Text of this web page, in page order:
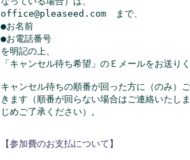
office@pleaseed.com　まで、
●お名前
●お電話番号
を明記の上、
「キャンセル待ち希望」のＥメールをお送り
キャンセル待ちの順番が回った方に（のみ）
きます（順番が回らない場合はご連絡いたし
じめご了承ください）。
【参加費のお支払について】